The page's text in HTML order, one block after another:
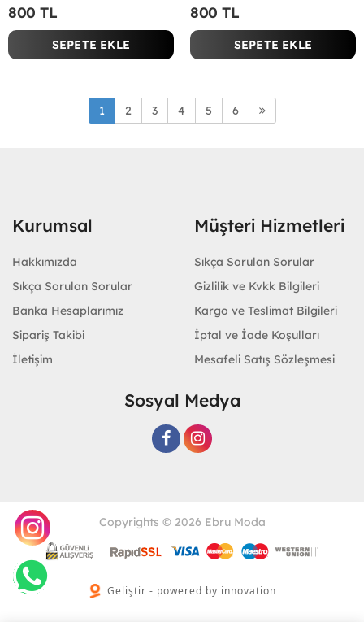
800 TL
SEPETE EKLE
800 TL
SEPETE EKLE
1 2 3 4 5 6
Kurumsal
Hakkımızda
Sıkça Sorulan Sorular
Banka Hesaplarımız
Sipariş Takibi
İletişim
Müşteri Hizmetleri
Sıkça Sorulan Sorular
Gizlilik ve Kvkk Bilgileri
Kargo ve Teslimat Bilgileri
İptal ve İade Koşulları
Mesafeli Satış Sözleşmesi
Sosyal Medya
Copyrights © 2026 Ebru Moda
Geliştir - powered by innovation